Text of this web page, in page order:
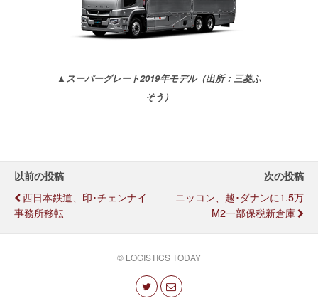
▲スーパーグレート2019年モデル（出所：三菱ふ
そう）
以前の投稿
西日本鉄道、印･チェンナイ
事務所移転
次の投稿
ニッコン、越･ダナンに1.5万
M2一部保税新倉庫
© LOGISTICS TODAY